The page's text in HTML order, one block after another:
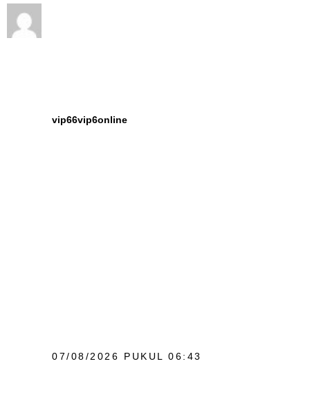
vip66vip6online
07/08/2026 PUKUL 06:43